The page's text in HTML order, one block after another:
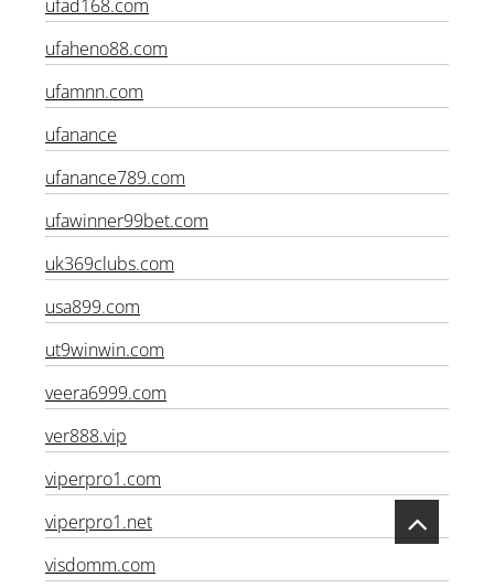
ufad168.com
ufaheno88.com
ufamnn.com
ufanance
ufanance789.com
ufawinner99bet.com
uk369clubs.com
usa899.com
ut9winwin.com
veera6999.com
ver888.vip
viperpro1.com
viperpro1.net